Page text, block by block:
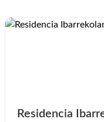
Residencia